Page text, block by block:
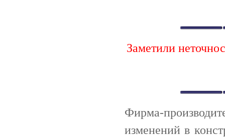
Заметили
Фирма-
изменений в